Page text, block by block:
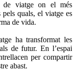
de viatge on el més
quals, el viatge es
de vida.
ha transformat les
de futur. En l’espai
per compartir
abast.